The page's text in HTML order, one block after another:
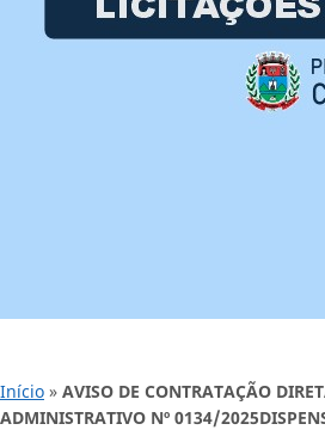
Início » AVISO DE CONTRATAÇÃO
ADMINISTRATIVO Nº 0134/